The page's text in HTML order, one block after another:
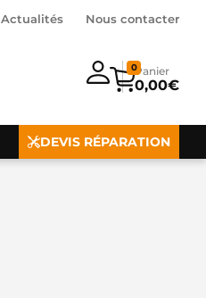
Actualités Nous contacter
0,00€
0
DEVIS RÉPARATION